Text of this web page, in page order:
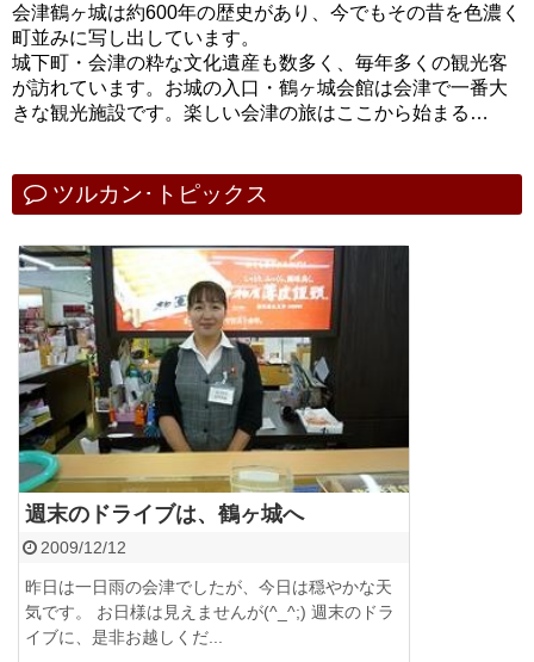
会津鶴ヶ城は約600年の歴史があり、今でもその昔を色濃く
町並みに写し出しています。
城下町・会津の粋な文化遺産も数多く、毎年多くの観光客
が訪れています。お城の入口・鶴ヶ城会館は会津で一番大
きな観光施設です。楽しい会津の旅はここから始まる…
ツルカン･トピックス
週末のドライブは、鶴ヶ城へ
2009/12/12
昨日は一日雨の会津でしたが、今日は穏やかな天
気です。 お日様は見えませんが(^_^;) 週末のドラ
イブに、是非お越しくだ...